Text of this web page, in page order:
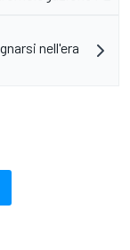
nell'era